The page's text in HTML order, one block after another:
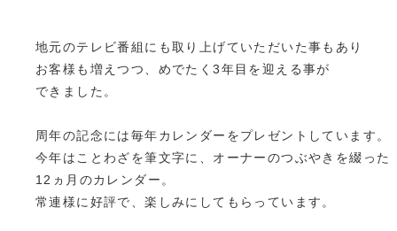
地元のテレビ番組にも取り上げていただいた事もあり
お客様も増えつつ、めでたく3年目を迎える事が
できました。
周年の記念には毎年カレンダーをプレゼントしています。
今年はことわざを筆文字に、オーナーのつぶやきを綴った
12ヵ月のカレンダー。
常連様に好評で、楽しみにしてもらっています。